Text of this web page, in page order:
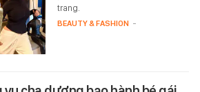
trang.
BEAUTY & FASHION -